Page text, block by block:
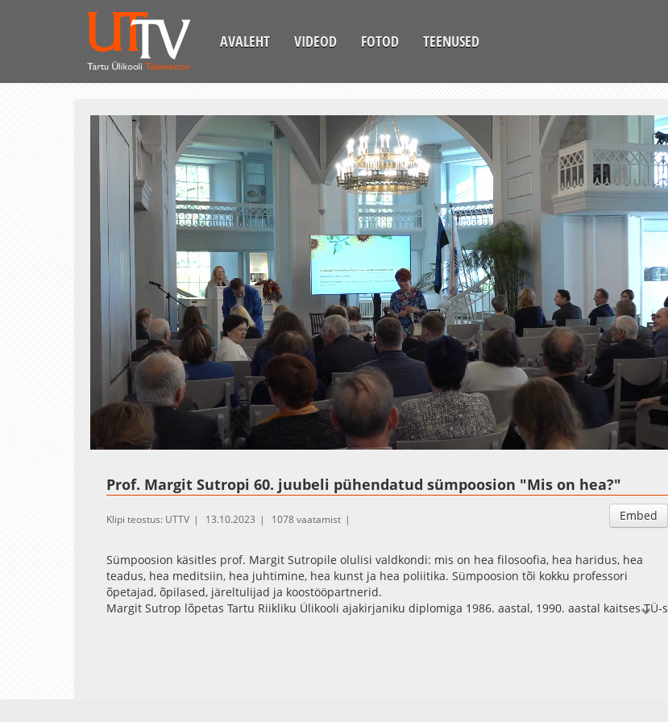
AVALEHT VIDEOD FOTOD TEENUSED
Unmute Esituskiirused
Auto
Prof. Margit Sutropi 60. juubeli pühendatud sümpoosion "Mis on hea?"
Embed
Klipi teostus: UTTV 13.10.2023 1078 vaatamist
Sümpoosion käsitles prof. Margit Sutropile olulisi valdkondi: mis on hea filosoofia, hea haridus, hea
teadus, hea meditsiin, hea juhtimine, hea kunst ja hea poliitika. Sümpoosion tõi kokku professori
õpetajad, õpilased, järeltulijad ja koostööpartnerid.
Margit Sutrop lõpetas Tartu Riikliku Ülikooli ajakirjaniku diplomiga 1986. aastal, 1990. aastal kaitses TÜ-s